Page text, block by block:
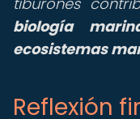
biología
ecosistemas
Reflexión